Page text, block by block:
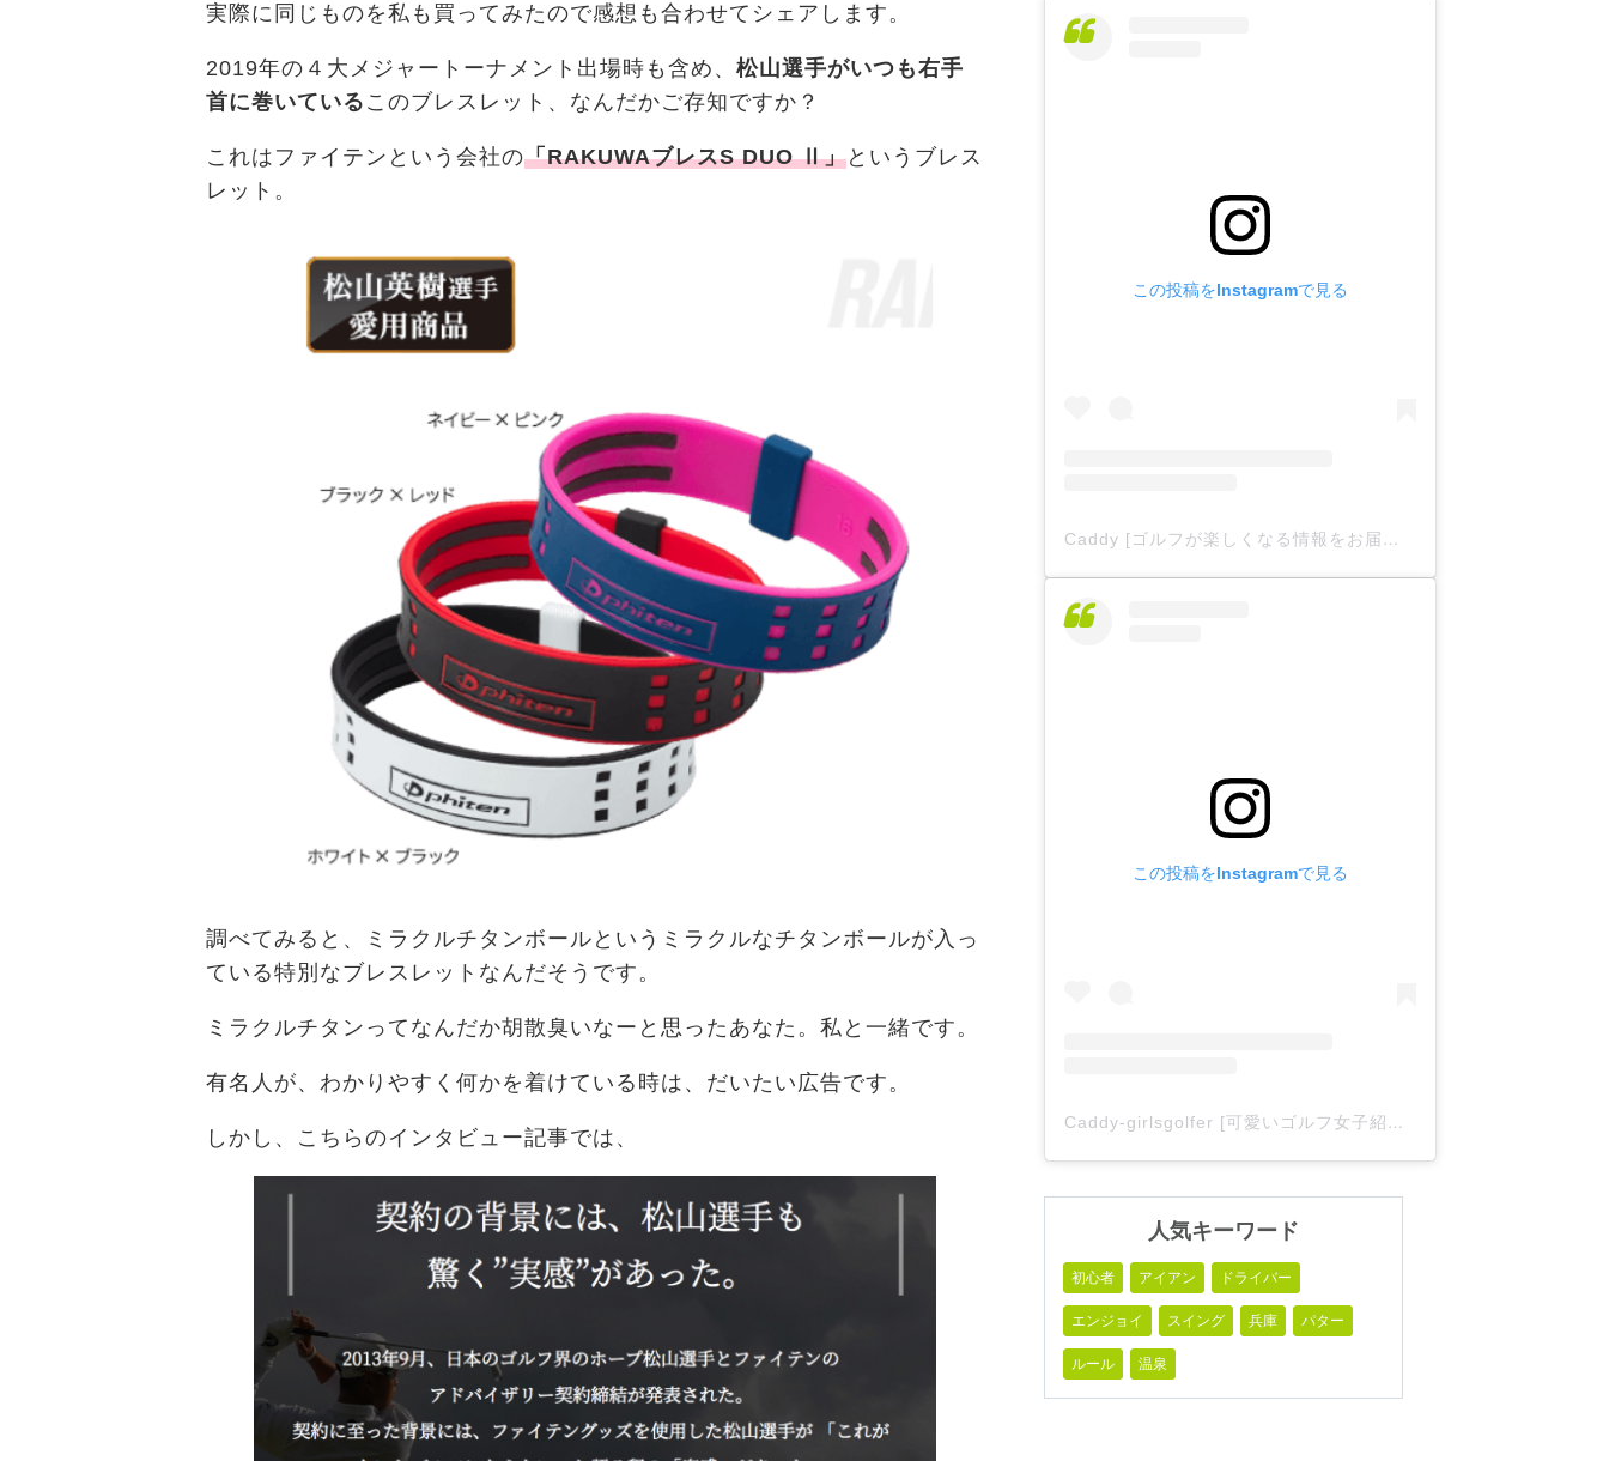
実際に同じものを私も買ってみたので感想も合わせてシェアします。
2019年の４大メジャートーナメント出場時も含め、 松山選手がいつも右手
首に巻いている このブレスレット、なんだかご存知ですか？
これはファイテンという会社の「RAKUWAブレスS DUO Ⅱ」というブレス
レット。
調べてみると、ミラクルチタンボールというミラクルなチタンボールが入っ
ている特別なブレスレットなんだそうです。
ミラクルチタンってなんだか胡散臭いなーと思ったあなた。私と一緒です。
有名人が、わかりやすく何かを着けている時は、だいたい広告です。
しかし、こちらのインタビュー記事では、
この投稿をInstagramで見る
Caddy [ゴルフが楽しくなる情報をお届け
この投稿をInstagramで見る
Caddy-girlsgolfer [可愛いゴルフ女子紹介](@caddy_girlsgolfer)がシェアした投稿
人気キーワード
初心者 アイアン ドライバー
エンジョイ スイング 兵庫 パター
ルール 温泉